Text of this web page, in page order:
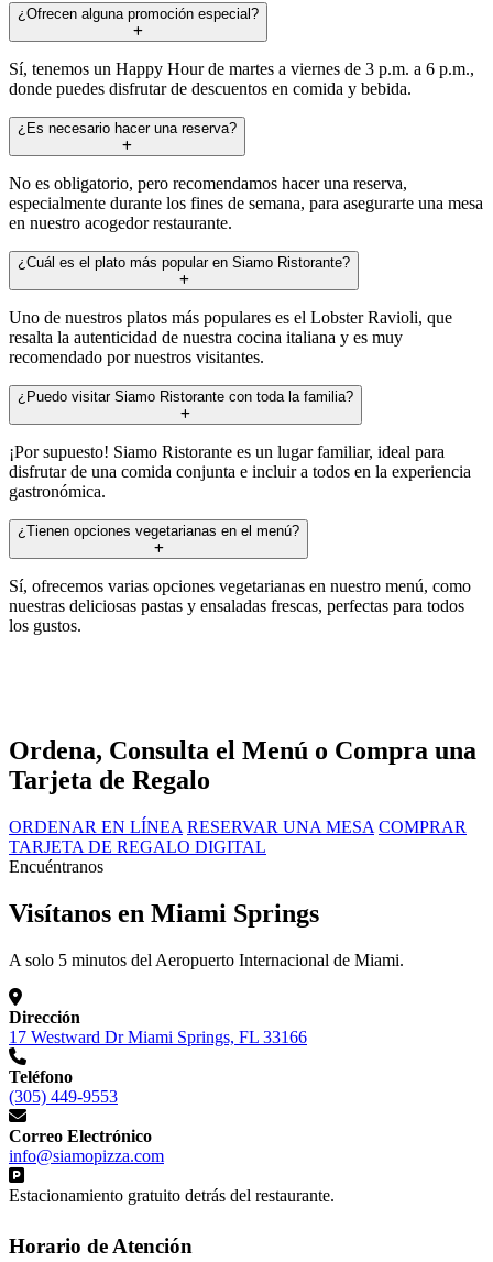
¿Ofrecen alguna promoción especial?
Sí, tenemos un Happy Hour de martes a viernes de 3 p.m. a 6 p.m.,
donde puedes disfrutar de descuentos en comida y bebida.
¿Es necesario hacer una reserva?
No es obligatorio, pero recomendamos hacer una reserva,
especialmente durante los fines de semana, para asegurarte una mesa
en nuestro acogedor restaurante.
¿Cuál es el plato más popular en Siamo Ristorante?
Uno de nuestros platos más populares es el Lobster Ravioli, que
resalta la autenticidad de nuestra cocina italiana y es muy
recomendado por nuestros visitantes.
¿Puedo visitar Siamo Ristorante con toda la familia?
¡Por supuesto! Siamo Ristorante es un lugar familiar, ideal para
disfrutar de una comida conjunta e incluir a todos en la experiencia
gastronómica.
¿Tienen opciones vegetarianas en el menú?
Sí, ofrecemos varias opciones vegetarianas en nuestro menú, como
nuestras deliciosas pastas y ensaladas frescas, perfectas para todos
los gustos.
Ordena, Consulta el Menú o Compra una
Tarjeta de Regalo
ORDENAR EN LÍNEA RESERVAR UNA MESA COMPRAR
TARJETA DE REGALO DIGITAL
Encuéntranos
Visítanos en Miami Springs
A solo 5 minutos del Aeropuerto Internacional de Miami.
Dirección
17 Westward Dr Miami Springs, FL 33166
Teléfono
(305) 449-9553
Correo Electrónico
info@siamopizza.com
Estacionamiento gratuito detrás del restaurante.
Horario de Atención